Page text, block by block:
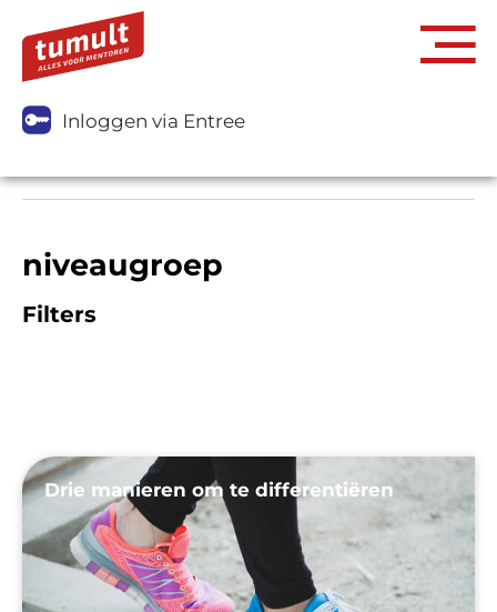
Inloggen via Entree
niveaugroep
Filters
Drie manieren om te differentiëren